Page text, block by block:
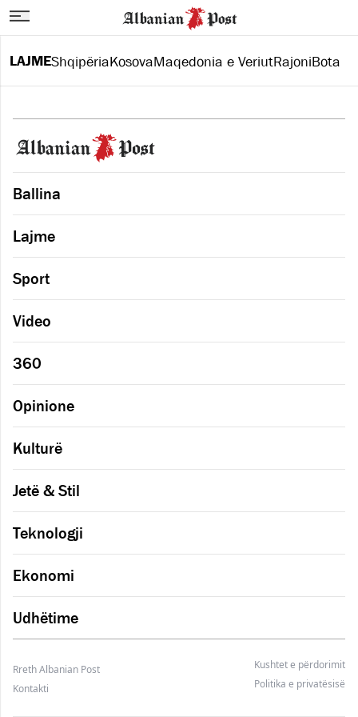
LAJMEShqipëriaKosovaMaqedonia e VeriutRajoniBota
Ballina
Lajme
Sport
Video
360
Opinione
Kulturë
Jetë & Stil
Teknologji
Ekonomi
Udhëtime
Rreth Albanian Post
Kushtet e përdorimit
Kontakti
Politika e privatësisë